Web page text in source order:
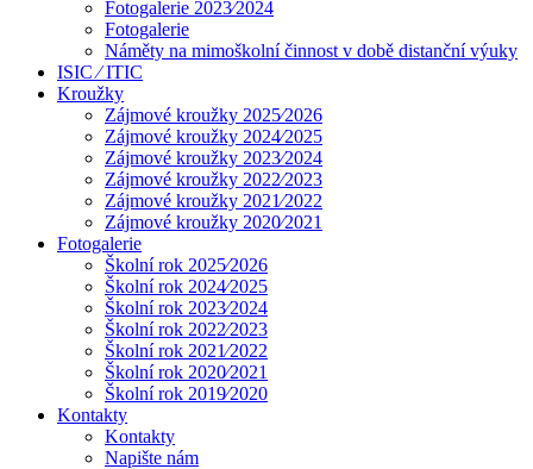
Fotogalerie 2023⁄2024
Fotogalerie
Náměty na mimoškolní činnost v době distanční výuky
ISIC ⁄ ITIC
Kroužky
Zájmové kroužky 2025⁄2026
Zájmové kroužky 2024⁄2025
Zájmové kroužky 2023⁄2024
Zájmové kroužky 2022⁄2023
Zájmové kroužky 2021⁄2022
Zájmové kroužky 2020⁄2021
Fotogalerie
Školní rok 2025⁄2026
Školní rok 2024⁄2025
Školní rok 2023⁄2024
Školní rok 2022⁄2023
Školní rok 2021⁄2022
Školní rok 2020⁄2021
Školní rok 2019⁄2020
Kontakty
Kontakty
Napište nám